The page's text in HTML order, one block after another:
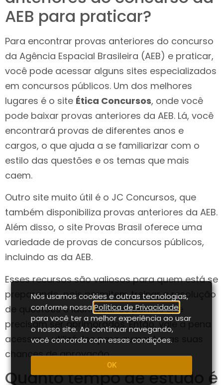
AEB para praticar?
Para encontrar provas anteriores do concurso
da Agência Espacial Brasileira (AEB) e praticar,
você pode acessar alguns sites especializados
em concursos públicos. Um dos melhores
lugares é o site Ética Concursos, onde você
pode baixar provas anteriores da AEB. Lá, você
encontrará provas de diferentes anos e
cargos, o que ajuda a se familiarizar com o
estilo das questões e os temas que mais
caem.
Outro site muito útil é o JC Concursos, que
também disponibiliza provas anteriores da AEB.
Além disso, o site Provas Brasil oferece uma
variedade de provas de concursos públicos,
incluindo as da AEB.
Esses recursos são valiosos para quem está se
preparando, pois permitem treinar a resolução
de questões e identificar os pontos que
precisam ser aprimorados. Então, vale a pena
acessar e utilizá-los para aumentar as suas
chances de aprovação.
Quanto tempo de estudo é
Nós usamos cookies e outras tecnologias,
conforme nossaPolítica de Privacidade
para você ter a melhor experiência ao usar
o nosso site. Ao continuar navegando,
você concorda com essas condições.
OK